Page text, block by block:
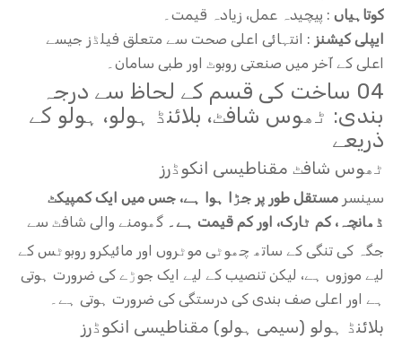
کوتاہیاں : پیچیدہ عمل، زیادہ قیمت۔
ایپلی کیشنز : انتہائی اعلی صحت سے متعلق فیلڈز جیسے
اعلی کے آخر میں صنعتی روبوٹ اور طبی سامان۔
04 ساخت کی قسم کے لحاظ سے درجہ
بندی: ٹھوس شافٹ، بلائنڈ ہولو، ہولو کے
ذریعے
ٹھوس شافٹ مقناطیسی انکوڈرز
سینسر مستقل طور پر جڑا ہوا ہے، جس میں ایک کمپیکٹ
ڈھانچہ، کم ٹارک، اور کم قیمت ہے۔ گھومنے والی شافٹ سے
جگہ کی تنگی کے ساتھ چھوٹی موٹروں اور مائیکرو روبوٹس کے
لیے موزوں ہے، لیکن تنصیب کے لیے ایک جوڑے کی ضرورت ہوتی
ہے اور اعلی صف بندی کی درستگی کی ضرورت ہوتی ہے۔
بلائنڈ ہولو (سیمی ہولو) مقناطیسی انکوڈرز